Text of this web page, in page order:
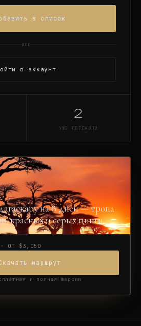
в список
или
в аккаунт
2
УЖЕ ПЕРЕЖИЛИ
на 8 дней — тропа
красных и серых цинги
ОТ $3,050
маршрут
и полная версии